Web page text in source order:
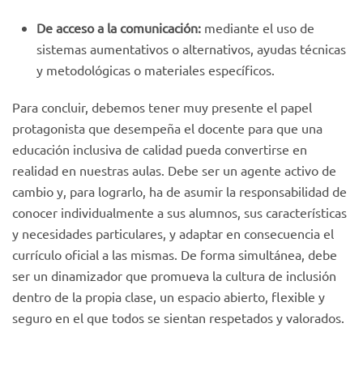
De acceso a la comunicación: mediante el uso de
sistemas aumentativos o alternativos, ayudas técnicas
y metodológicas o materiales específicos.
Para concluir, debemos tener muy presente el papel
protagonista que desempeña el docente para que una
educación inclusiva de calidad pueda convertirse en
realidad en nuestras aulas. Debe ser un agente activo de
cambio y, para lograrlo, ha de asumir la responsabilidad de
conocer individualmente a sus alumnos, sus características
y necesidades particulares, y adaptar en consecuencia el
currículo oficial a las mismas. De forma simultánea, debe
ser un dinamizador que promueva la cultura de inclusión
dentro de la propia clase, un espacio abierto, flexible y
seguro en el que todos se sientan respetados y valorados.